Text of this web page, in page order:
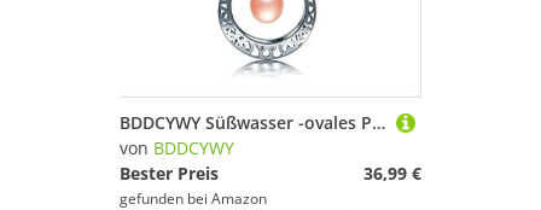
BDDCYWY Süßwasser -ovales Perlenhändler für Frauen
von BDDCYWY
Bester Preis
36,99 €
gefunden bei Amazon